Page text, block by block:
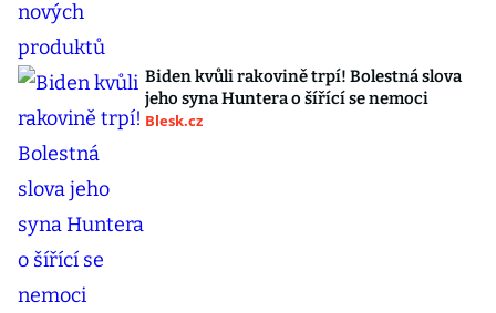
Biden kvůli rakovině trpí! Bolestná slova
jeho syna Huntera o šířící se nemoci
Blesk.cz